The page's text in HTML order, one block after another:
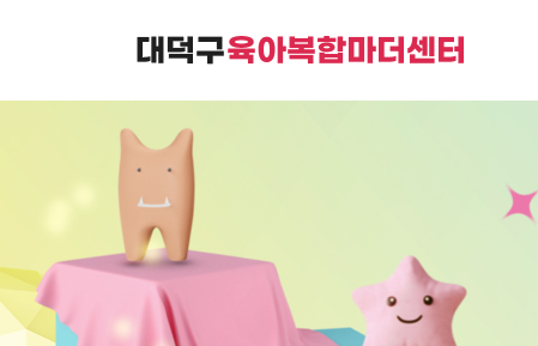
대덕구육아복합마더센터는
가족친화 복합커뮤니티 공간입니다.